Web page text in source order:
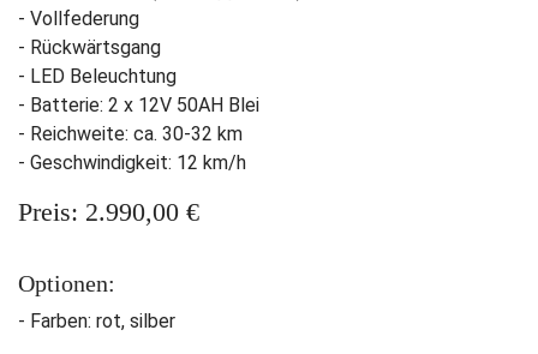
- Vollfederung
- Rückwärtsgang
- LED Beleuchtung
- Batterie: 2 x 12V 50AH Blei
- Reichweite: ca. 30-32 km
- Geschwindigkeit: 12 km/h
Preis: 2.990,00 €
Optionen:
- Farben: rot, silber